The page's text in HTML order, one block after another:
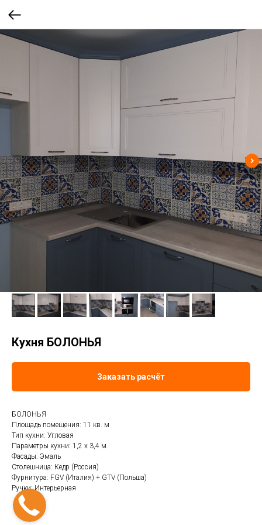
Кухня БОЛОНЬЯ
Заказать расчёт
БОЛОНЬЯ
Площадь помещения: 11 кв. м
Тип кухни: Угловая
Параметры кухни: 1,2 х 3,4 м
Фасады: Эмаль
Столешница: Кедр (Россия)
Фурнитура: FGV (Италия) + GTV (Польша)
Ручки: Интерьерная